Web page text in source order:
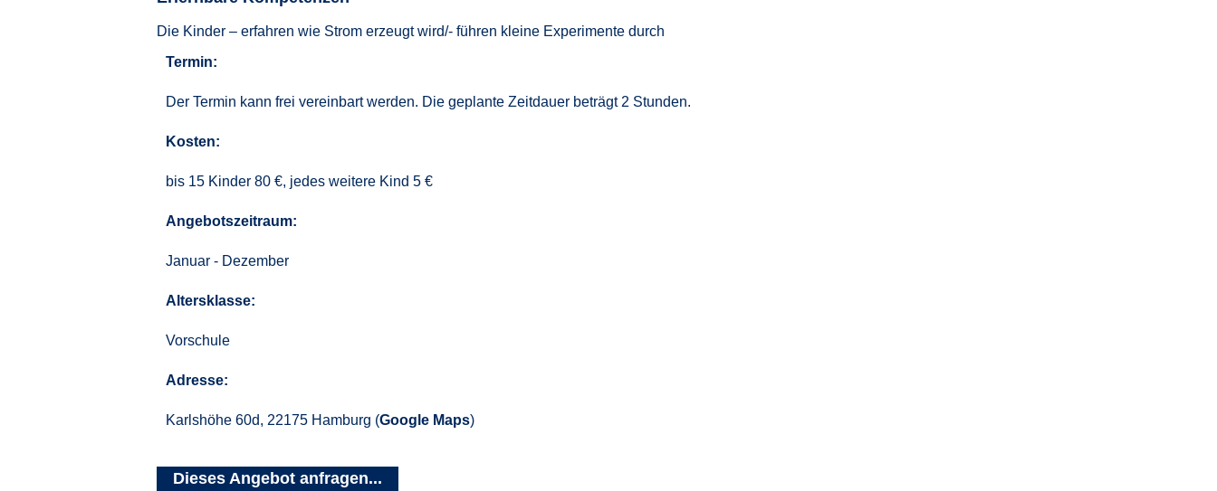
Die Kinder – erfahren wie Strom erzeugt wird/- führen kleine Experimente durch
Termin:
Der Termin kann frei vereinbart werden. Die geplante Zeitdauer beträgt 2 Stunden.
Kosten:
bis 15 Kinder 80 €, jedes weitere Kind 5 €
Angebotszeitraum:
Januar - Dezember
Altersklasse:
Vorschule
Adresse:
Karlshöhe 60d, 22175 Hamburg (Google Maps)
Dieses Angebot anfragen...